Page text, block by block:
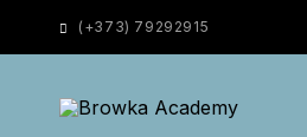
(+373) 79292915